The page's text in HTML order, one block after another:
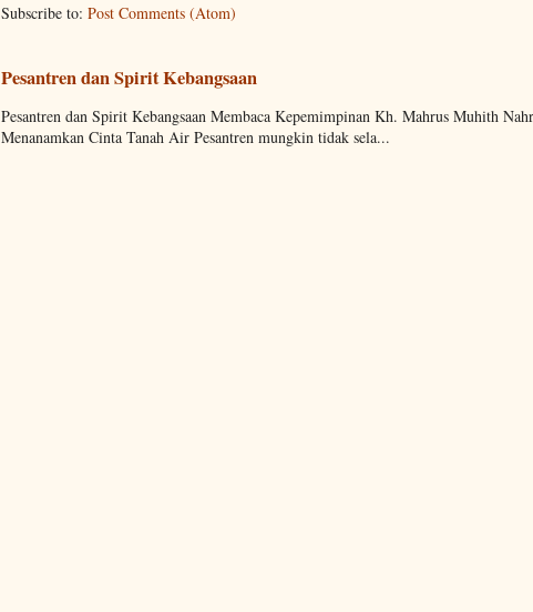
Subscribe to: Post Comments (Atom)
Pesantren dan Spirit Kebangsaan
Pesantren dan Spirit Kebangsaan Membaca Kepemimpinan Kh. Mahrus Muhith
Menanamkan Cinta Tanah Air Pesantren mungkin tidak sela...